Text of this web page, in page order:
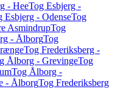
- HeeTog Esbjerg -
Esbjerg - OdenseTog
AsmindrupTog
- ÅlborgTog
Tog Frederiksberg -
Ålborg - GrevingeTog
Tog Ålborg -
- ÅlborgTog Frederiksberg